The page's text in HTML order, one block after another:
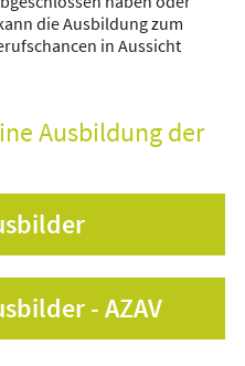
die Ausbildung zum
in Aussicht
Ausbildung der
- AZAV